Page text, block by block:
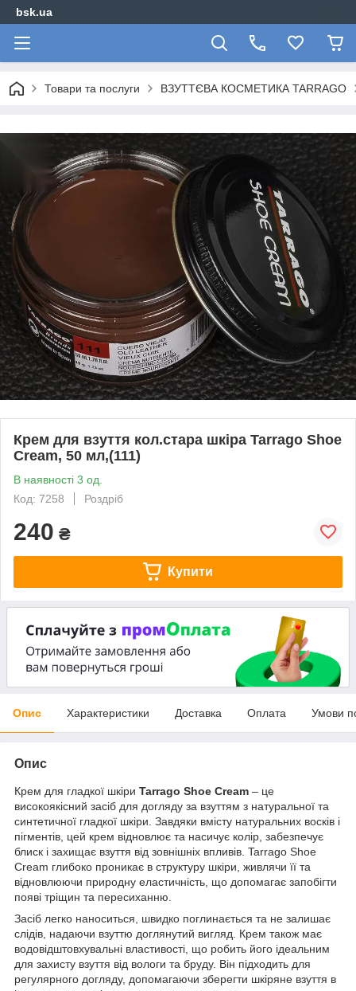
bsk.ua
Товари та послуги ВЗУТТЄВА КОСМЕТИКА TARRAGO
Крем для взуття кол.стара шкіра Tarrago Shoe
Cream, 50 мл,(111)
В наявності 3 од.
Код: 7258
Роздріб
240 ₴
Купити
Опис Характеристики Доставка Оплата Умови
Опис
Крем для гладкої шкіри Tarrago Shoe Cream – це
високоякісний засіб для догляду за взуттям з натуральної та
синтетичної гладкої шкіри. Завдяки вмісту натуральних восків і
пігментів, цей крем відновлює та насичує колір, забезпечує
блиск і захищає взуття від зовнішніх впливів. Tarrago Shoe
Cream глибоко проникає в структуру шкіри, живлячи її та
відновлюючи природну еластичність, що допомагає запобігти
появі тріщин та пересиханню.
Засіб легко наноситься, швидко поглинається та не залишає
слідів, надаючи взуттю доглянутий вигляд. Крем також має
водовідштовхувальні властивості, що робить його ідеальним
для захисту взуття від вологи та бруду. Він підходить для
регулярного догляду, допомагаючи зберегти шкіряне взуття в